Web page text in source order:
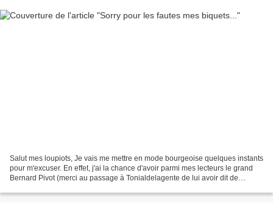
Salut mes loupiots, Je vais me mettre en mode bourgeoise quelques instants
pour m'excuser. En effet, j'ai la chance d'avoir parmi mes lecteurs le grand
Bernard Pivot (merci au passage à Tonialdelagente de lui avoir dit de